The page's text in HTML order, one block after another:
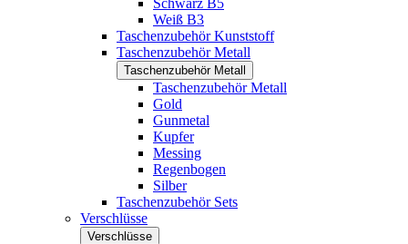
Schwarz B5
Weiß B3
Taschenzubehör Kunststoff
Taschenzubehör Metall
Taschenzubehör Metall
Taschenzubehör Metall
Gold
Gunmetal
Kupfer
Messing
Regenbogen
Silber
Taschenzubehör Sets
Verschlüsse
Verschlüsse